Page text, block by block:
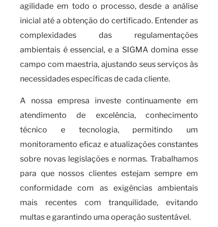
agilidade em todo o processo, desde a análise
inicial até a obtenção do certificado. Entender as
complexidades das regulamentações
ambientais é essencial, e a SIGMA domina esse
campo com maestria, ajustando seus serviços às
necessidades específicas de cada cliente.
A nossa empresa investe continuamente em
atendimento de excelência, conhecimento
técnico e tecnologia, permitindo um
monitoramento eficaz e atualizações constantes
sobre novas legislações e normas. Trabalhamos
para que nossos clientes estejam sempre em
conformidade com as exigências ambientais
mais recentes com tranquilidade, evitando
multas e garantindo uma operação sustentável.